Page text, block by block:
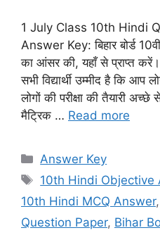
1 July Class 10th Hindi
Answer Key: बिहार बोर्ड
का आंसर की, यहाँ से प्राप्त
सभी विद्यार्थी उम्मीद है कि
लोगों की परीक्षा की तैयारी अच्छे
मैट्रिक … Read more
Categories
Answer Key
Tags
10th Hindi Objective
10th Hindi MCQ Answer,
Question Paper, Bihar